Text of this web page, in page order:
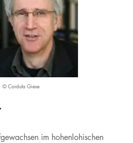
© Cordula Giese
im hohenlohischen